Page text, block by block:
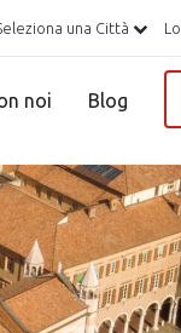
una Città
noi Blog